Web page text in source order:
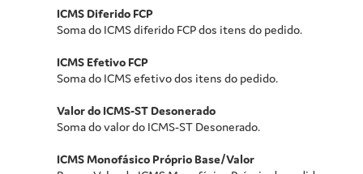
ICMS Diferido FCP
Soma do ICMS diferido FCP dos itens do pedido.
ICMS Efetivo FCP
Soma do ICMS efetivo dos itens do pedido.
Valor do ICMS-ST Desonerado
Soma do valor do ICMS-ST Desonerado.
ICMS Monofásico Próprio Base/Valor